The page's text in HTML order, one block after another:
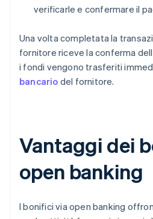
verificarle e confermare il
Una volta completata la
fornitore riceve la conferma
i fondi vengono trasferiti
bancario del fornitore.
Vantaggi dei
open banking
I bonifici via open banking